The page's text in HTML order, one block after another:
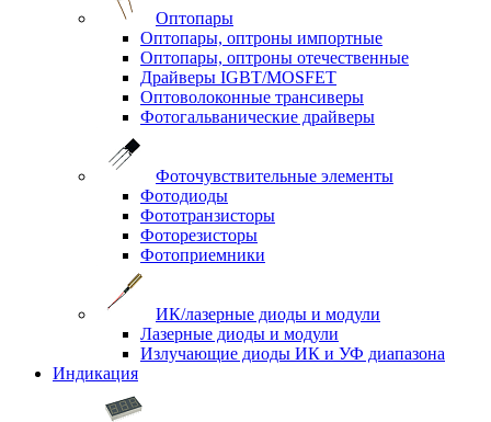
Оптопары
Оптопары, оптроны импортные
Оптопары, оптроны отечественные
Драйверы IGBT/MOSFET
Оптоволоконные трансиверы
Фотогальванические драйверы
Фоточувствительные элементы
Фотодиоды
Фототранзисторы
Фоторезисторы
Фотоприемники
ИК/лазерные диоды и модули
Лазерные диоды и модули
Излучающие диоды ИК и УФ диапазона
Индикация